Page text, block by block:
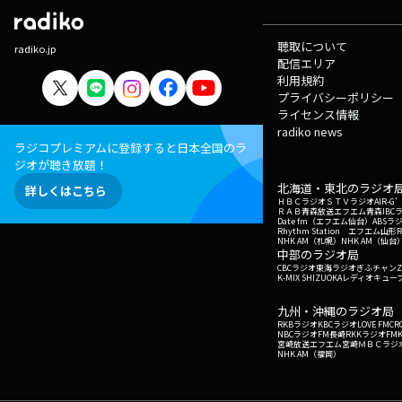
radiko.jp
ラジコプレミアムに登録すると日本全国のラ
ジオが聴き放題！
詳しくはこちら
聴取について
配信エリア
利用規約
プライバシーポリシー
ライセンス情報
radiko news
北海道・東北のラジオ
ＨＢＣラジオＳＴＶラジオAIR-G'
ＲＡＢ青森放送エフエム青森IBC
Date fm（エフエム仙台） ABSラ
Rhythm Station エフエム山形
NHK AM（札幌） NHK AM（仙台
中部のラジオ局
CBCラジオ東海ラジオぎふチャン
K-MIX SHIZUOKAレディオキュー
九州・沖縄のラジオ局
RKBラジオKBCラジオLOVE FM
NBCラジオFM長崎RKKラジオ
宮崎放送エフエム宮崎ＭＢＣラジ
NHK AM（福岡）